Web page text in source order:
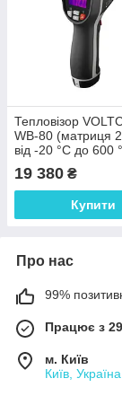
Тепловізор
WB-80 (матриця
від -20 °C до 600
чутливість 0,07 °C)
Німеччина
19 380 ₴
Купити
Про нас
99%
Працює з
м. Київ
Київ, Україна